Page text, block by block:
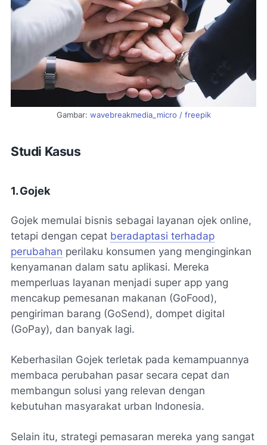
Gambar: wavebreakmedia_micro / freepik
Studi Kasus
1. Gojek
Gojek memulai bisnis sebagai layanan ojek online,
tetapi dengan cepat beradaptasi terhadap
perubahan perilaku konsumen yang menginginkan
kenyamanan dalam satu aplikasi. Mereka
memperluas layanan menjadi super app yang
mencakup pemesanan makanan (GoFood),
pengiriman barang (GoSend), dompet digital
(GoPay), dan banyak lagi.
Keberhasilan Gojek terletak pada kemampuannya
membaca perubahan pasar secara cepat dan
membangun solusi yang relevan dengan
kebutuhan masyarakat urban Indonesia.
Selain itu, strategi pemasaran mereka yang sangat